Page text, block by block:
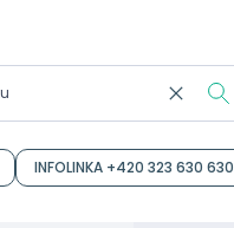
INFOLINKA +420 323 630 630